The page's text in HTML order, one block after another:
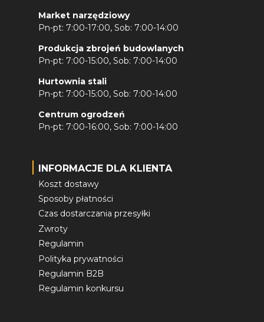
Market narzędziowy
Pn-pt: 7:00-17:00, Sob: 7:00-14:00
Produkcja zbrojeń budowlanych
Pn-pt: 7:00-15:00, Sob: 7:00-14:00
Hurtownia stali
Pn-pt: 7:00-15:00, Sob: 7:00-14:00
Centrum ogrodzeń
Pn-pt: 7:00-16:00, Sob: 7:00-14:00
INFORMACJE DLA KLIENTA
Koszt dostawy
Sposoby płatności
Czas dostarczania przesyłki
Zwroty
Regulamin
Polityka prywatności
Regulamin B2B
Regulamin konkursu